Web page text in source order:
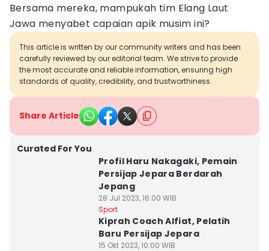
Bersama mereka, mampukah tim Elang Laut
Jawa menyabet capaian apik musim ini?
This article is written by our community writers and has been
carefully reviewed by our editorial team. We strive to provide
the most accurate and reliable information, ensuring high
standards of quality, credibility, and trustworthiness.
Share Article
Curated For You
Profil Haru Nakagaki, Pemain
Persijap Jepara Berdarah
Jepang
28 Jul 2023, 16:00 WIB
Sport
Kiprah Coach Alfiat, Pelatih
Baru Persijap Jepara
15 Okt 2023, 10:00 WIB